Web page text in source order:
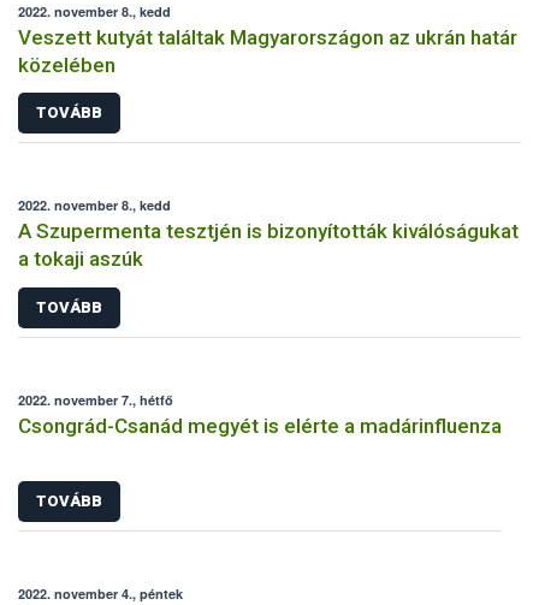
2022. november 8., kedd
Veszett kutyát találtak Magyarországon az ukrán határ
közelében
TOVÁBB
2022. november 8., kedd
A Szupermenta tesztjén is bizonyították kiválóságukat
a tokaji aszúk
TOVÁBB
2022. november 7., hétfő
Csongrád-Csanád megyét is elérte a madárinfluenza
TOVÁBB
2022. november 4., péntek